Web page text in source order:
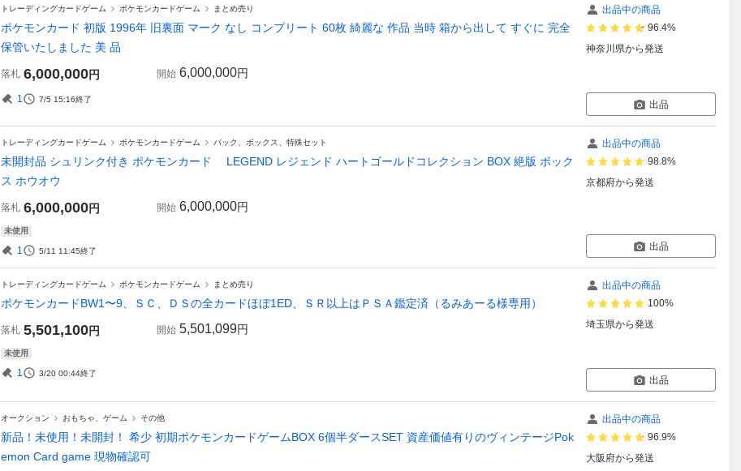
トレーディングカードゲーム ポケモンカードゲーム まとめ売り
ポケモンカード 初版 1996年 旧裏面 マーク なし コンプリート 60枚 綺麗な 作品 当時 箱から出して すぐに 完全
保管いたしました 美 品
落札 6,000,000円 開始 6,000,000円
1 7/5 15:16終了
出品中の商品
96.4%
神奈川県から発送
出品
トレーディングカードゲーム ポケモンカードゲーム パック、ボックス、特殊セット
未開封品 シュリンク付き ポケモンカード LEGEND レジェンド ハートゴールドコレクション BOX 絶版 ボック
ス ホウオウ
落札 6,000,000円 開始 6,000,000円
未使用
1 5/11 11:45終了
出品中の商品
98.8%
京都府から発送
出品
トレーディングカードゲーム ポケモンカードゲーム まとめ売り
ポケモンカードBW1〜9、ＳＣ、ＤＳの全カードほぼ1ED、ＳＲ以上はＰＳＡ鑑定済（るみあーる様専用）
落札 5,501,100円 開始 5,501,099円
未使用
1 3/20 00:44終了
出品中の商品
100%
埼玉県から発送
出品
オークション おもちゃ、ゲーム その他
新品！未使用！未開封！ 希少 初期ポケモンカードゲームBOX 6個半ダースSET 資産価値有りのヴィンテージPok
emon Card game 現物確認可
出品中の商品
96.9%
大阪府から発送